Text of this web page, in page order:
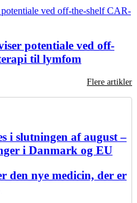
potentiale ved off-
til lymfom
Flere artikler
i slutningen af august –
i Danmark og EU
den nye medicin, der er